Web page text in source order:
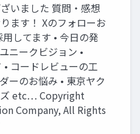
いました 質問・感想
ます！ Xのフォローお
してます • 今日の発
ニークビジョン •
コードレビューの工
ーのお悩み • 東京ヤク
ズ etc… Copyright
Company, All Rights